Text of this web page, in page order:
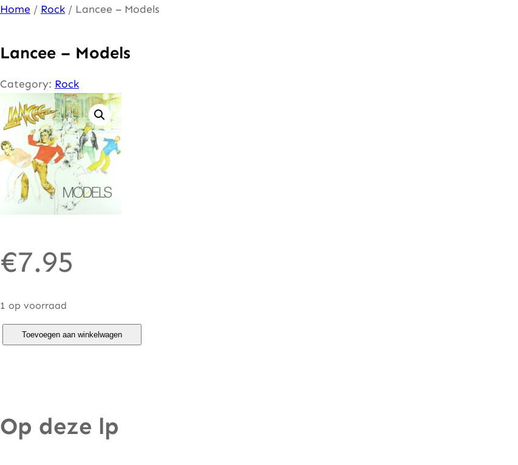
Ga
de
inhoud
Home / Rock / Lancee – Models
Lancee – Models
Category: Rock
€7.95
1 op voorraad
e
Toevoegen aan winkelwagen
Op deze lp